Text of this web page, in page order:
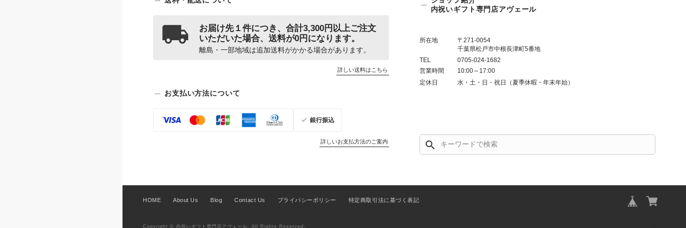
お届け先１件につき、合計3,300円以上ご注文
いただいた場合、送料が0円になります。
離島・一部地域は追加送料がかかる場合があります。
詳しい送料はこちら
お支払い方法について
銀行振込
詳しいお支払方法のご案内
内祝いギフト専門店アヴェール
所在地
〒271-0054
千葉県松戸市中根長津町5番地
TEL
0705-024-1682
営業時間
10:00～17:00
定休日
水・土・日・祝日（夏季休暇・年末年始）
search
HOME About Us Blog Contact Us プライバシーポリシー 特定商取引法に基づく表記
Copyright © 内祝いギフト専門店アヴェール. All Rights Reserved.